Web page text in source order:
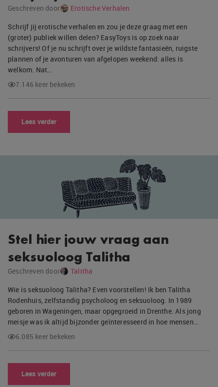
Geschreven door
Erotische Verhalen
Schrijf jij erotische verhalen en zou je deze graag met een
(groter) publiek willen delen? EasyToys is op zoek naar
schrijvers! Of je nu schrijft over je wildste fantasieën, ruigste
plannen of je avonturen van afgelopen weekend: alles is
welkom. Nat…
7.146 keer bekeken
Lees verder
Stel hier jouw vraag aan
seksuoloog Talitha
Geschreven door
Talitha
Wie is seksuoloog Talitha? Even voorstellen! Ik ben Talitha
Rodenhuis, zelfstandig psycholoog en seksuoloog. In 1989
geboren in Wageningen, maar opgegroeid in Drenthe. Als jong
meisje was ik altijd bijzonder geïnteresseerd in hoe mensen…
6.085 keer bekeken
Lees verder